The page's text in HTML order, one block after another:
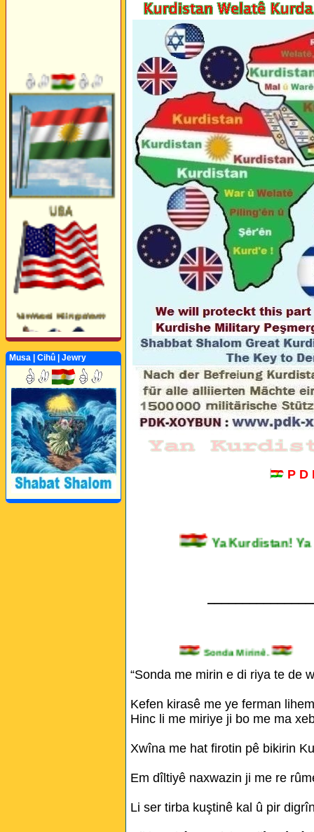
Perwerde ya Zimanê
Kurdî û Îngîlîzî
Musa | Cihû | Jewry
P D
Ya Kurdistan!
Sonda Mirinê.
“Sonda me mirin e di riya te de
Kefen kirasê me ye ferman
Hinc li me miriye ji bo me ma
Xwîna me hat firotin pê bikirin
Em dîltiyê naxwazin ji me re
Li ser tirba kuştinê kal û pir